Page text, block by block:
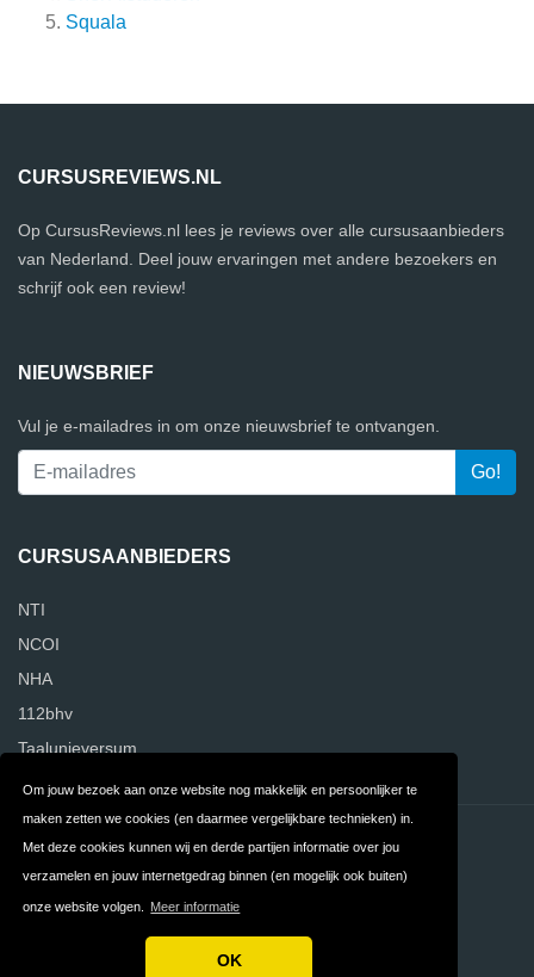
Om jouw bezoek aan onze website nog makkelijk en persoonlijker te
maken zetten we cookies (en daarmee vergelijkbare technieken) in.
Met deze cookies kunnen wij en derde partijen informatie over jou
verzamelen en jouw internetgedrag binnen (en mogelijk ook buiten)
onze website volgen. Meer informatie
OK
Squala
CURSUSREVIEWS.NL
Op CursusReviews.nl lees je reviews over alle cursusaanbieders
van Nederland. Deel jouw ervaringen met andere bezoekers en
schrijf ook een review!
NIEUWSBRIEF
Vul je e-mailadres in om onze nieuwsbrief te ontvangen.
CURSUSAANBIEDERS
NTI
NCOI
NHA
112bhv
Taalunieversum
Contact Privacy
Algemene FAQ
Copyright © 2026 CursusReviews.nl